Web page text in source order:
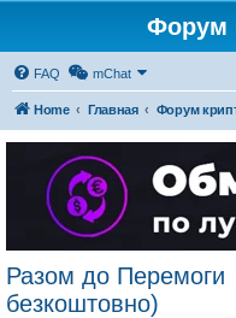
Форум
FAQ mChat
Home Главная
Разом до
безкоштовно)